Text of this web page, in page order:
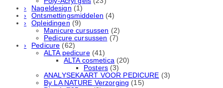
Nageldesign (1)
Ontsmettingsmiddelen (4)
Opleidingen (9)
Manicure cursussen (2)
Pedicure cursussen (7)
Pedicure (62)
ALTA pedicure (41)
ALTA cosmetica (20)
Posters (3)
ANALYSEKAART VOOR PEDICURE (3)
By LA NATURE Verzorging (15)